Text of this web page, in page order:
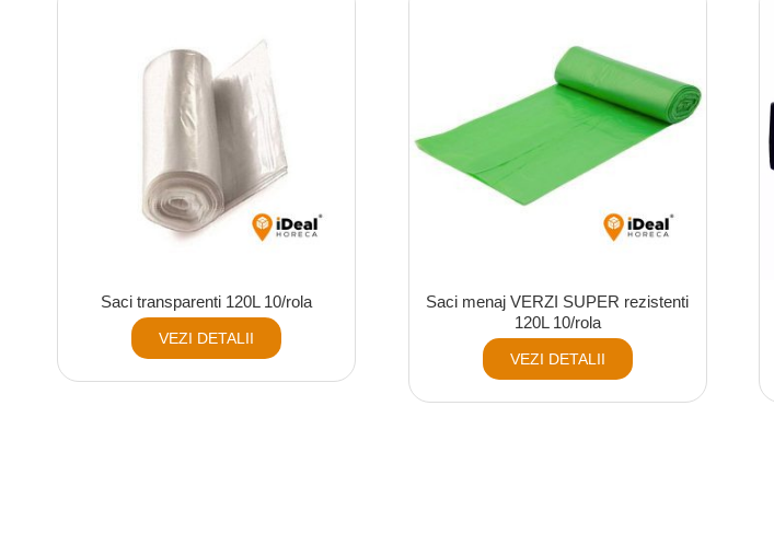
Saci transparenti 120L 10/rola
VEZI DETALII
Saci menaj VERZI SUPER rezistenti
120L 10/rola
VEZI DETALII